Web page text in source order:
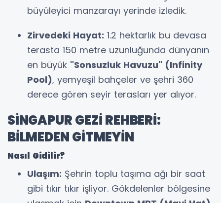
büyüleyici manzarayı yerinde izledik.
Zirvedeki Hayat: 1.2 hektarlık bu devasa
terasta 150 metre uzunluğunda dünyanın
en büyük "Sonsuzluk Havuzu" (Infinity
Pool), yemyeşil bahçeler ve şehri 360
derece gören seyir terasları yer alıyor.
SİNGAPUR GEZİ REHBERİ:
BİLMEDEN GİTMEYİN
Nasıl Gidilir?
Ulaşım: Şehrin toplu taşıma ağı bir saat
gibi tıkır tıkır işliyor. Gökdelenler bölgesine